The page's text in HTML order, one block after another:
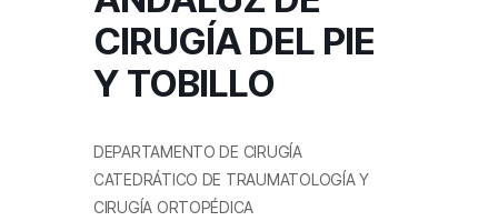
CIRUGÍA DEL PIE
Y TOBILLO
DEPARTAMENTO DE CIRUGÍA
CATEDRÁTICO DE TRAUMATOLOGÍA Y
CIRUGÍA ORTOPÉDICA